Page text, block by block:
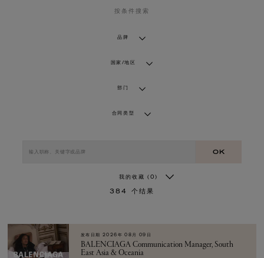
加入我们
按条件搜索
品牌
国家/地区
部门
合同类型
OK
我的收藏 (0)
384 个结果
发布日期 2026年 08月 09日
BALENCIAGA Communication Manager, South
East Asia & Oceania